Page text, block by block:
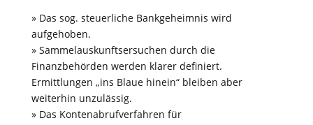
» Das sog. steuerliche Bankgeheimnis wird
aufgehoben.
» Sammelauskunftsersuchen durch die
Finanzbehörden werden klarer deﬁniert.
Ermittlungen „ins Blaue hinein“ bleiben aber
weiterhin unzulässig.
» Das Kontenabrufverfahren für